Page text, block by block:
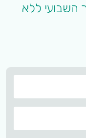
השבועי ללא